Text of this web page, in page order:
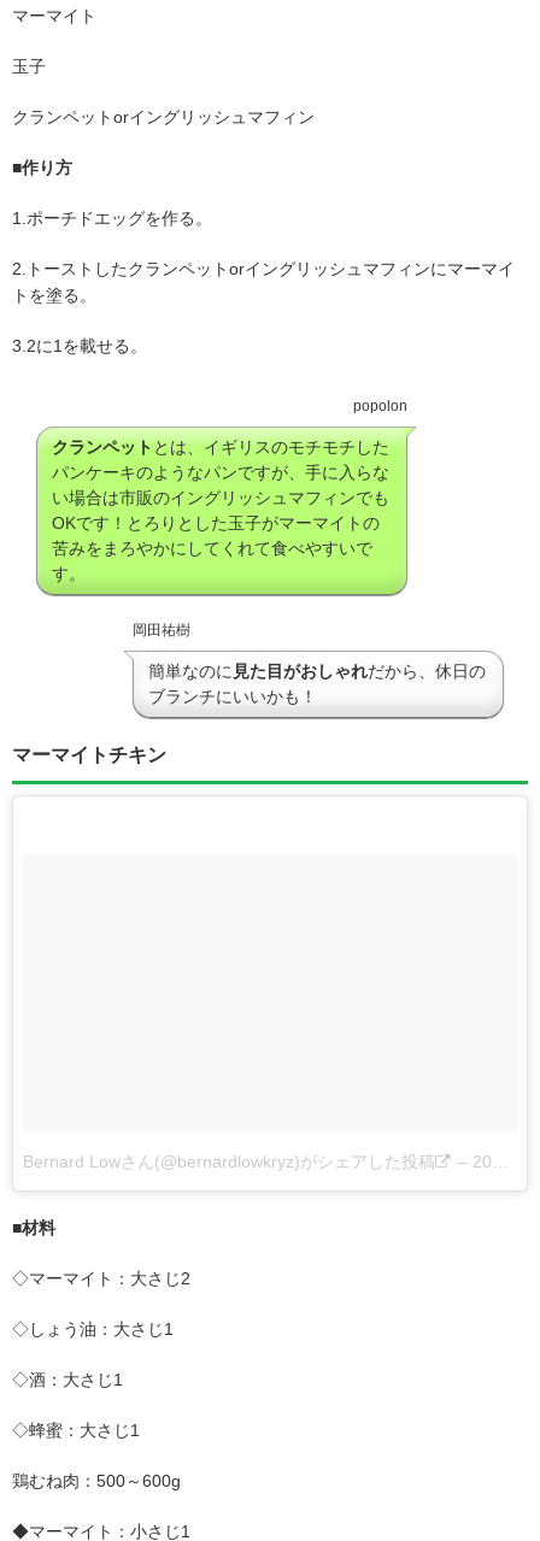
マーマイト
玉子
クランペットorイングリッシュマフィン
■作り方
1.ポーチドエッグを作る。
2.トーストしたクランペットorイングリッシュマフィンにマーマイ
トを塗る。
3.2に1を載せる。
popolon
クランペットとは、イギリスのモチモチした
パンケーキのようなパンですが、手に入らな
い場合は市販のイングリッシュマフィンでも
OKです！とろりとした玉子がマーマイトの
苦みをまろやかにしてくれて食べやすいで
す。
岡田祐樹
簡単なのに見た目がおしゃれだから、休日の
ブランチにいいかも！
マーマイトチキン
Bernard Lowさん(@bernardlowkryz)がシェアした投稿 – 2017 5月 14 3:50午前 PDT
■材料
◇マーマイト：大さじ2
◇しょう油：大さじ1
◇酒：大さじ1
◇蜂蜜：大さじ1
鶏むね肉：500～600g
◆マーマイト：小さじ1